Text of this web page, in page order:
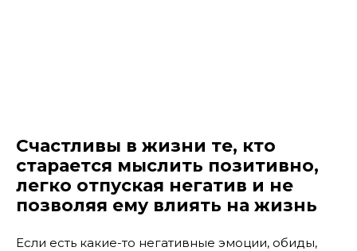
Счастливы в жизни те, кто
старается мыслить позитивно,
легко отпуская негатив и не
позволяя ему влиять на жизнь
Если есть какие-то негативные эмоции, обиды,